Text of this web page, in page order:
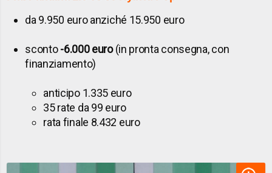
da 9.950 euro anziché 15.950 euro
sconto-6.000 euro(in pronta consegna, con
finanziamento)
anticipo 1.335 euro
35 rate da 99 euro
rata finale 8.432 euro